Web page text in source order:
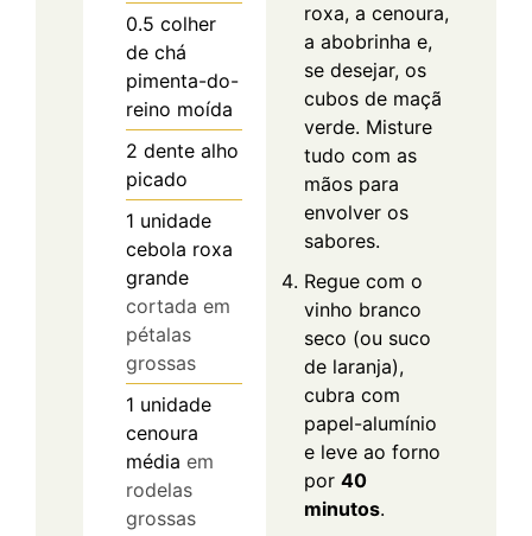
0.5 colher
de chá
pimenta-do-
reino moída
2 dente alho
picado
1 unidade
cebola roxa
grande
cortada em
pétalas
grossas
1 unidade
cenoura
média em
rodelas
grossas
roxa, a cenoura,
a abobrinha e,
se desejar, os
cubos de maçã
verde. Misture
tudo com as
mãos para
envolver os
sabores.
Regue com o
vinho branco
seco (ou suco
de laranja),
cubra com
papel-alumínio
e leve ao forno
por 40
minutos.